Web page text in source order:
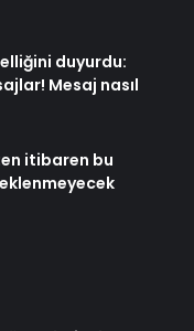
duyurdu:
Mesaj nasıl
itibaren bu